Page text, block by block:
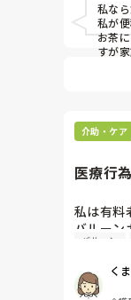
私な
私が
お茶
すが
介助・ケア
医療行為
私は有料
バルー
これって
とする相
バルーン
くま